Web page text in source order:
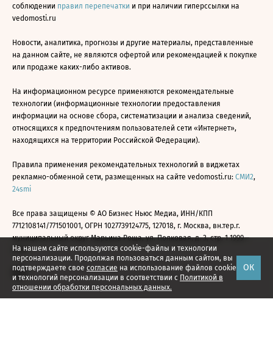
На нашем сайте используются cookie-файлы и технологии
персонализации. Продолжая пользоваться данным сайтом, вы
подтверждаете свое согласие на использование файлов cookie
и технологий персонализации в соответствии с Политикой в
отношении обработки персональных данных.
ОК
соблюдении правил перепечатки и при наличии гиперссылки на
vedomosti.ru
Новости, аналитика, прогнозы и другие материалы, представленные
на данном сайте, не являются офертой или рекомендацией к покупке
или продаже каких-либо активов.
На информационном ресурсе применяются рекомендательные
технологии (информационные технологии предоставления
информации на основе сбора, систематизации и анализа сведений,
относящихся к предпочтениям пользователей сети «Интернет»,
находящихся на территории Российской Федерации).
Правила применения рекомендательных технологий в виджетах
рекламно-обменной сети, размещенных на сайте vedomosti.ru: СМИ2,
24smi
Все права защищены © АО Бизнес Ньюс Медиа, ИНН/КПП
7712108141/771501001, ОГРН 1027739124775, 127018, г. Москва, вн.тер.г.
муниципальный округ Марьина Роща, ул. Полковая, д. 3, стр. 1 1999—
2026